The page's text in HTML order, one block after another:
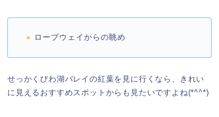
ロープウェイからの眺め
せっかくびわ湖バレイの紅葉を見に行くなら、きれい
に見えるおすすめスポットからも見たいですよね(*^^*)